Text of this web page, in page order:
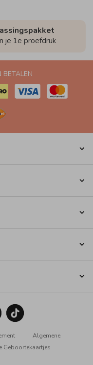
je 1e proefdruk
BETALEN
Algemene
Geboortekaartjes